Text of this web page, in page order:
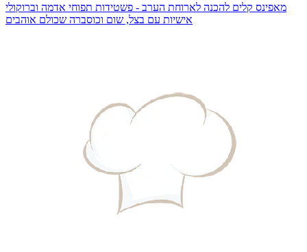
מאפינס קלים להכנה לארוחת הערב - פשטידות תפוחי אדמה וברוקולי
אישיות עם בצל, שום וכוסברה שכולם אוהבים